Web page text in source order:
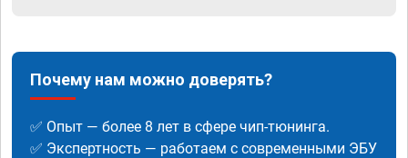
Почему нам можно доверять?
✅ Опыт — более 8 лет в сфере чип-тюнинга.
✅ Экспертность — работаем с современными ЭБУ